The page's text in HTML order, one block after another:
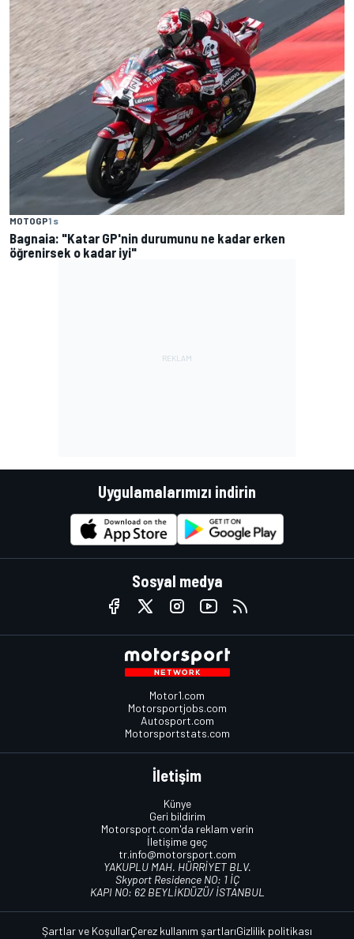
MOTOGP1 s
Bagnaia: "Katar GP'nin durumunu ne kadar erken
öğrenirsek o kadar iyi"
Uygulamalarımızı indirin
Sosyal medya
Motor1.com
Motorsportjobs.com
Autosport.com
Motorsportstats.com
İletişim
Künye
Geri bildirim
Motorsport.com'da reklam verin
İletişime geç
tr.info@motorsport.com
YAKUPLU MAH. HÜRRİYET BLV.
Skyport Residence NO: 1 İÇ
KAPI NO: 62 BEYLİKDÜZÜ/ İSTANBUL
Şartlar ve KoşullarÇerez kullanım şartlarıGizlilik politikası